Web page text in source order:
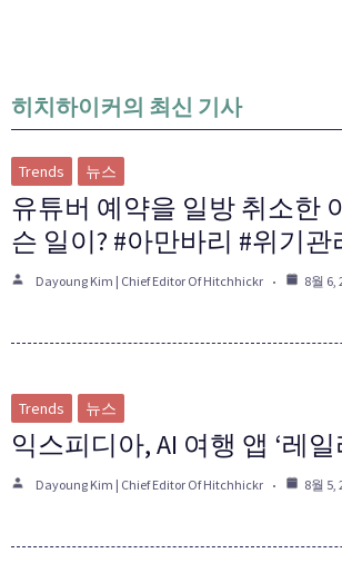
히치하이커의 최신 기사
Trends 뉴스
유튜버 예약을 일방 취소한
슨 일이? #아만바리 #위기관
Dayoung Kim | Chief Editor Of Hitchhickr 8월 6,
Trends 뉴스
익스피디아, AI 여행 앱 ‘레일
Dayoung Kim | Chief Editor Of Hitchhickr 8월 5,